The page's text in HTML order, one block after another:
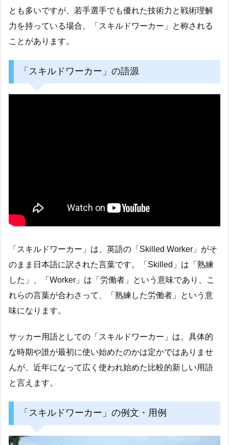
とも多いですが、若手選手でも優れた技術力と戦術理解
力を持っている場合、「スキルドワーカー」と称される
ことがあります。
「スキルドワーカー」の語源
「スキルドワーカー」は、英語の「Skilled Worker」がそ
のまま日本語に訳された言葉です。「Skilled」は「熟練
した」、「Worker」は「労働者」という意味であり、こ
れらの言葉が合わさって、「熟練した労働者」という意
味になります。
サッカー用語としての「スキルドワーカー」は、具体的
な時期や誰が最初に使い始めたのかは定かではありませ
んが、近年になって広く使われ始めた比較的新しい用語
と言えます。
「スキルドワーカー」の例文・用例